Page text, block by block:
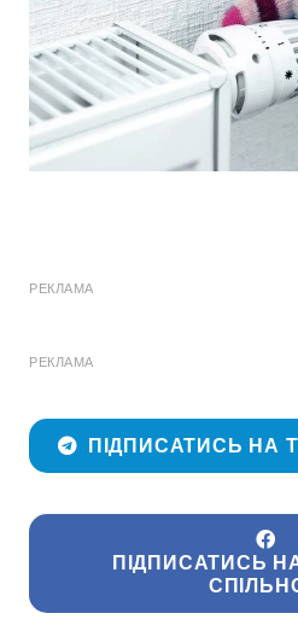
РЕКЛАМА
РЕКЛАМА
ПІДПИСАТИСЬ НА
ПІДПИСАТИСЬ НА